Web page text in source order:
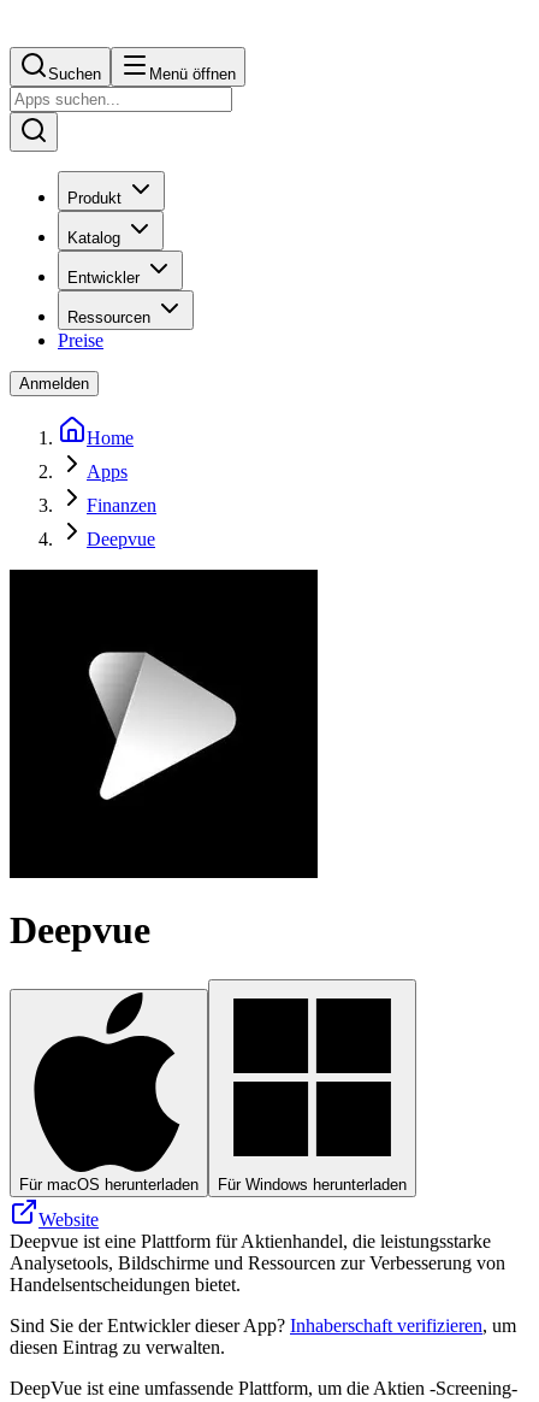
Suchen Menü öffnen
Produkt
Katalog
Entwickler
Ressourcen
Preise
Anmelden
Home
Apps
Finanzen
Deepvue
Deepvue
Für macOS herunterladen Für Windows herunterladen
Website
Deepvue ist eine Plattform für Aktienhandel, die leistungsstarke
Analysetools, Bildschirme und Ressourcen zur Verbesserung von
Handelsentscheidungen bietet.
Sind Sie der Entwickler dieser App? Inhaberschaft verifizieren, um
diesen Eintrag zu verwalten.
DeepVue ist eine umfassende Plattform, um die Aktien -Screening-